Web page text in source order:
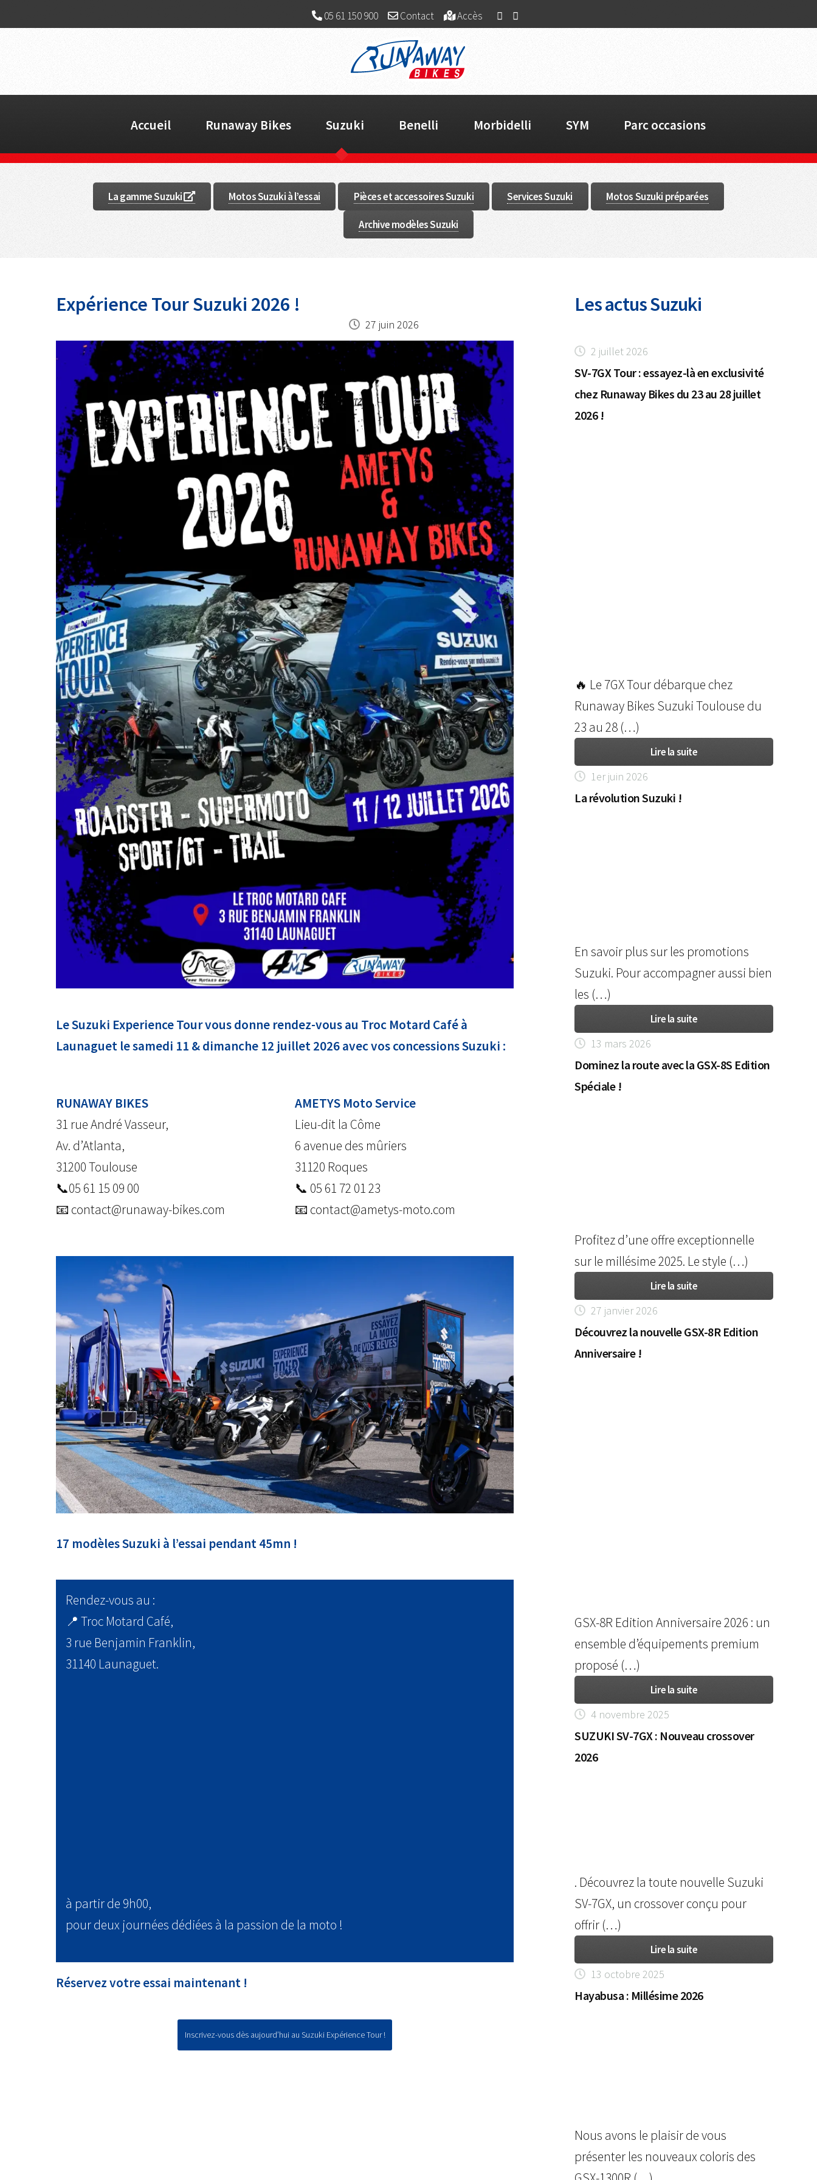
05 61 150 900 Contact Accès
Accueil Runaway Bikes Suzuki Benelli Morbidelli SYM Parc occasions
La gamme Suzuki Motos Suzuki à l’essai Pièces et accessoires Suzuki Services Suzuki Motos Suzuki préparées
Archive modèles Suzuki
27 juin 2026
Expérience Tour Suzuki 2026 !
Le Suzuki Experience Tour vous donne rendez-vous au Troc Motard Café à
Launaguet le samedi 11 & dimanche 12 juillet 2026 avec vos concessions Suzuki :
RUNAWAY BIKES
31 rue André Vasseur,
Av. d’Atlanta,
31200 Toulouse
📞05 61 15 09 00
📧 contact@runaway-bikes.com
AMETYS Moto Service
Lieu-dit la Côme
6 avenue des mûriers
31120 Roques
📞 05 61 72 01 23
📧 contact@ametys-moto.com
17 modèles Suzuki à l’essai pendant 45mn !
Rendez-vous au :
📍 Troc Motard Café,
3 rue Benjamin Franklin,
31140 Launaguet.
à partir de 9h00,
pour deux journées dédiées à la passion de la moto !
Réservez votre essai maintenant !
Inscrivez-vous dès aujourd’hui au Suzuki Expérience Tour !
Les actus Suzuki
2 juillet 2026
SV-7GX Tour : essayez-là en exclusivité
chez Runaway Bikes du 23 au 28 juillet
2026 !
🔥 Le 7GX Tour débarque chez
Runaway Bikes Suzuki Toulouse du
23 au 28 (…)
Lire la suite
1er juin 2026
La révolution Suzuki !
En savoir plus sur les promotions
Suzuki. Pour accompagner aussi bien
les (…)
Lire la suite
13 mars 2026
Dominez la route avec la GSX-8S Edition
Spéciale !
Profitez d’une offre exceptionnelle
sur le millésime 2025. Le style (…)
Lire la suite
27 janvier 2026
Découvrez la nouvelle GSX-8R Edition
Anniversaire !
GSX-8R Edition Anniversaire 2026 : un
ensemble d’équipements premium
proposé (…)
Lire la suite
4 novembre 2025
SUZUKI SV-7GX : Nouveau crossover
2026
. Découvrez la toute nouvelle Suzuki
SV-7GX, un crossover conçu pour
offrir (…)
Lire la suite
13 octobre 2025
Hayabusa : Millésime 2026
Nous avons le plaisir de vous
présenter les nouveaux coloris des